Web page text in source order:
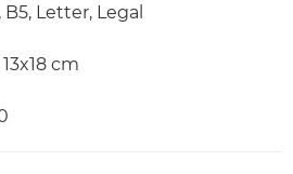
B5, Letter, Legal
cm